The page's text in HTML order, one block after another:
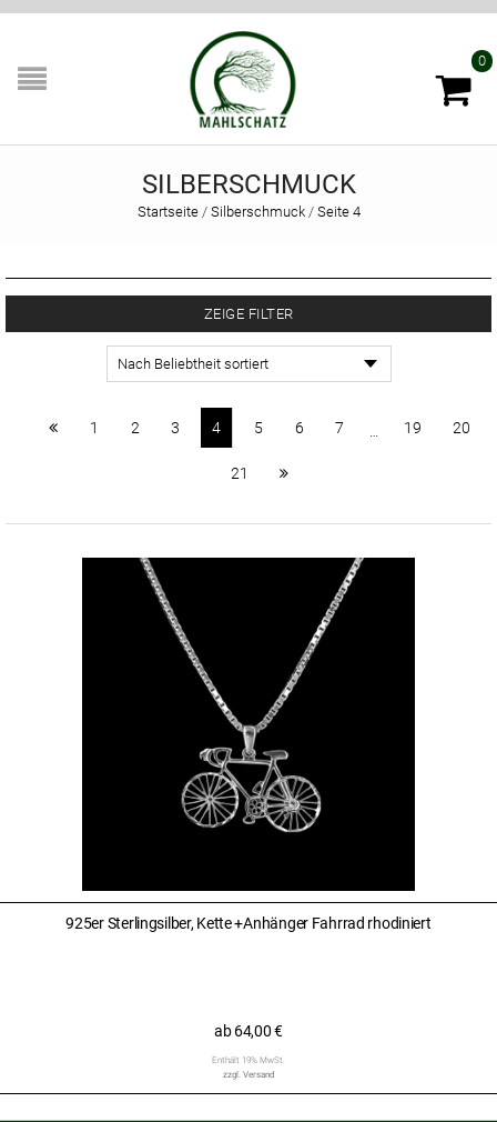
0
SILBERSCHMUCK
Startseite / Silberschmuck /Seite 4
ZEIGE FILTER
1 2 3 4 5 6 7 … 19 20
21
925er Sterlingsilber, Kette +Anhänger Fahrrad rhodiniert
ab64,00€
Enthält 19% MwSt.
zzgl. Versand